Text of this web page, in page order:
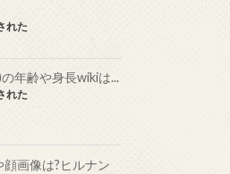
れた
年齢や身長wikiは...
れた
画像は?ヒルナン